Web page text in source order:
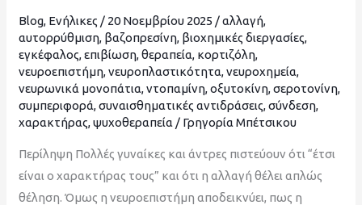
Blog, Ενήλικες / 20 Νοεμβρίου 2025 /αλλαγή,
αυτορρύθμιση, βαζοπρεσίνη, βιοχημικές διεργασίες,
εγκέφαλος,επιβίωση,θεραπεία, κορτιζόλη,
νευροεπιστήμη,νευροπλαστικότητα,νευροχημεία,
νευρωνικά μονοπάτια,ντοπαμίνη,οξυτοκίνη,σεροτονίνη,
συμπεριφορά,συναισθηματικές αντιδράσεις,σύνδεση,
χαρακτήρας,ψυχοθεραπεία / Γρηγορία Μπέτσικου
Περίληψη Πολλές γυναίκες και άντρες πιστεύουν ότι “έτσι
είναι ο χαρακτήρας τους” και ότι η αλλαγή θέλει απλώς
θέληση. Όμως η νευροεπιστήμη αποδεικνύει, πως η
μας